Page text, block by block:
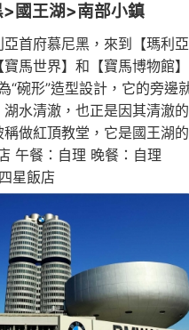
國王湖>南部小鎮
首府慕尼黑，來到【瑪利
馬世界】和【寶馬博物館
“碗形”造型設計，它的旁
湖水清澈，也正是因其清澈
做紅頂教堂，它是國王湖
午餐：自理 晚餐：自理
星飯店